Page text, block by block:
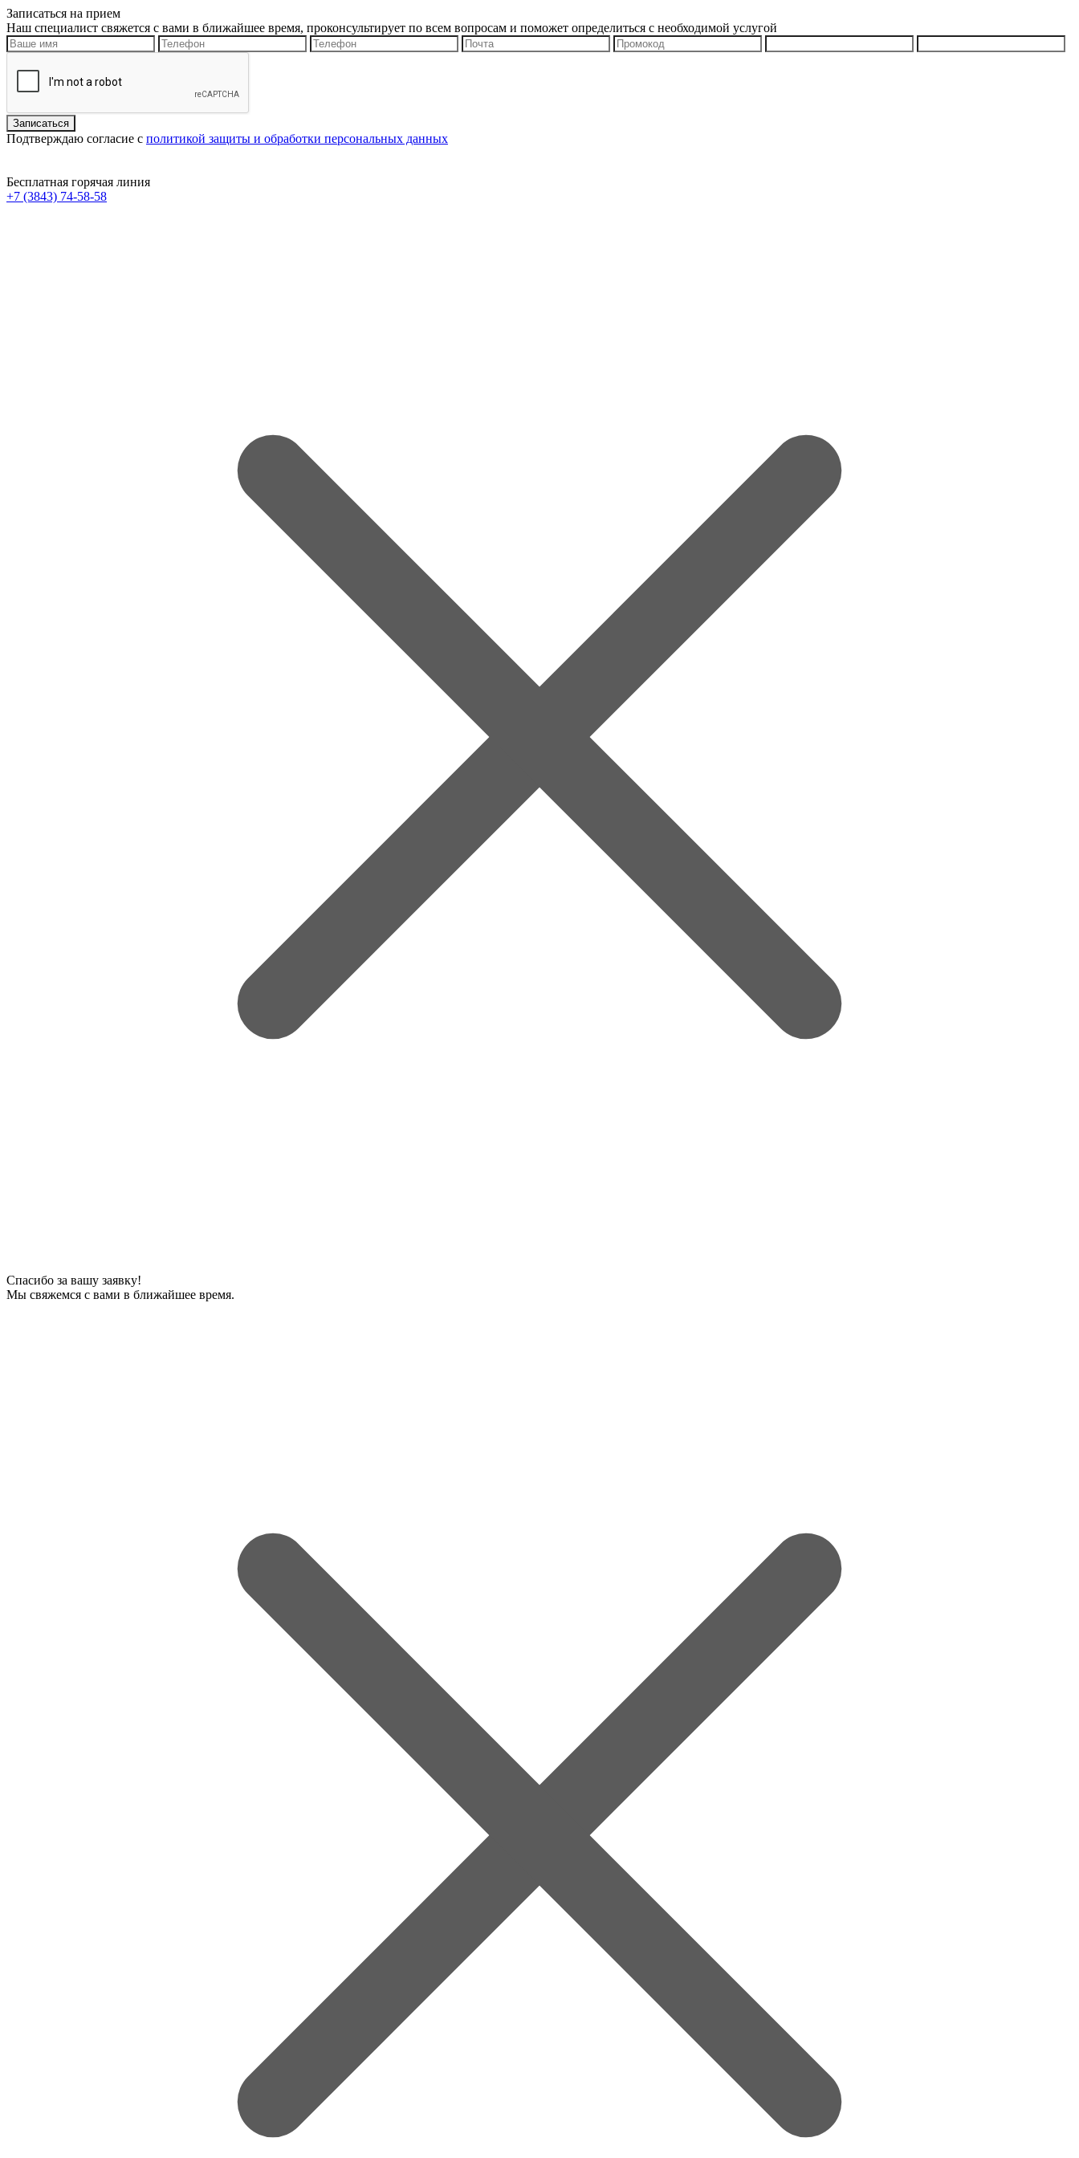
Записаться на прием
Наш специалист свяжется с вами в ближайшее время, проконсультирует по всем вопросам и поможет определиться с необходимой услугой
Подтверждаю согласие с политикой защиты и обработки персональных данных
Бесплатная горячая линия
+7 (3843) 74-58-58
Спасибо за вашу заявку!
Мы свяжемся с вами в ближайшее время.